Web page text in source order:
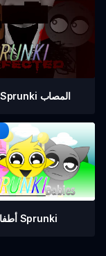
وضع Sprunki المصاب
أطفال Sprunki